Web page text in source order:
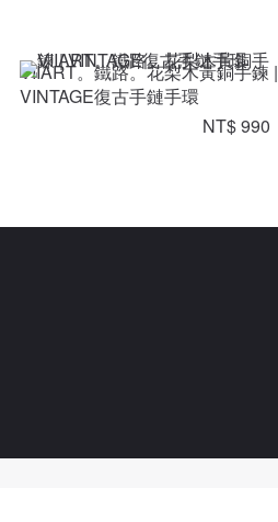
VIIART。鐵路。花梨木黃銅手鍊 |
VINTAGE復古手鏈手環
NT$ 990